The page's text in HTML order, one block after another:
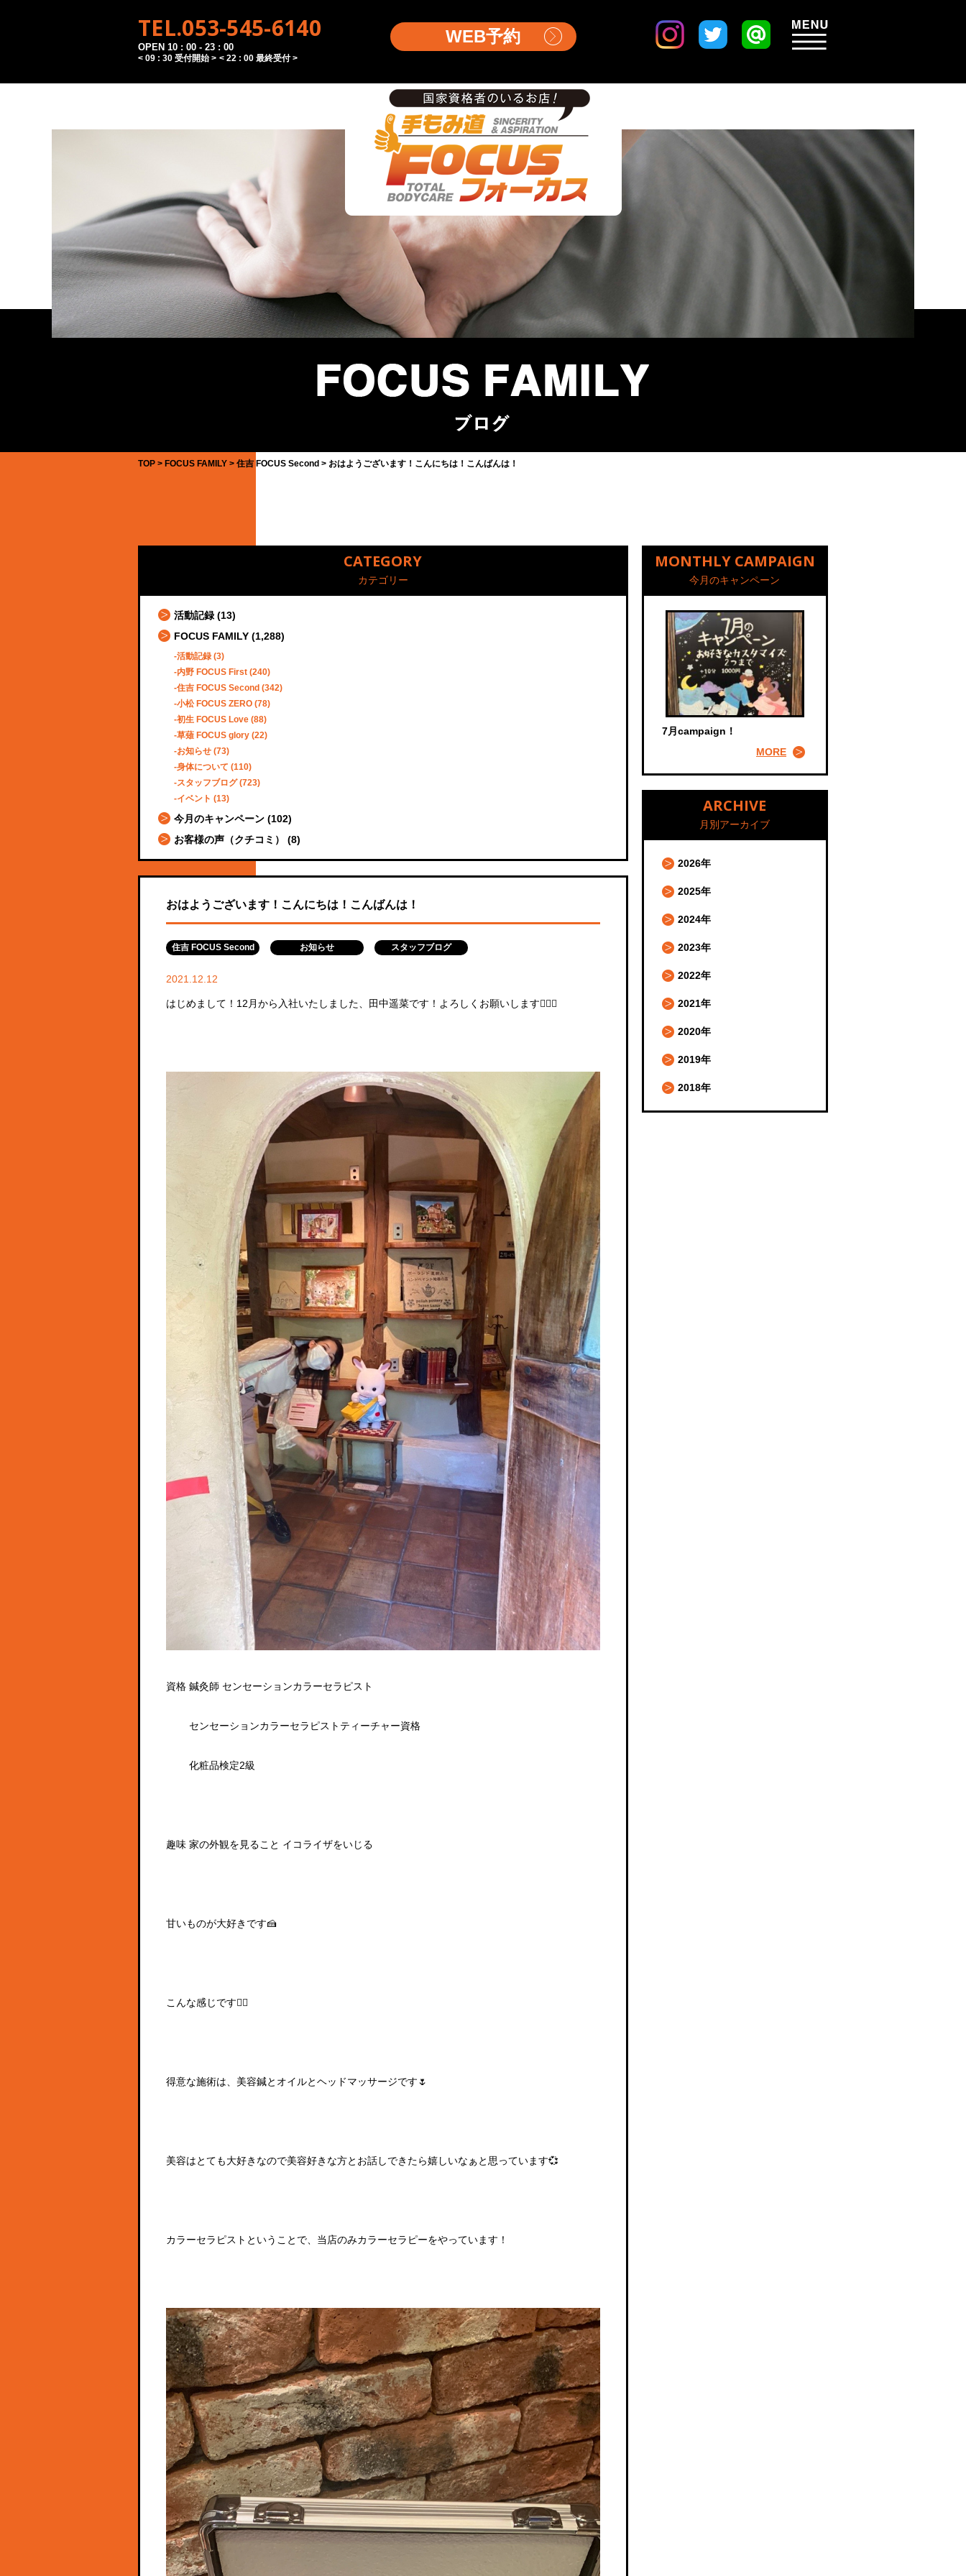
TEL.053-545-6140
OPEN 10 : 00 - 23 : 00
< 09 : 30 受付開始 > < 22 : 00 最終受付 >
WEB予約
TOP FOCUS FAMILY 住吉 FOCUS Second おはようございます！こんにちは！こんばんは！
CATEGORY
カテゴリー
活動記録 (13)
FOCUS FAMILY (1,288)
活動記録 (3)
内野 FOCUS First (240)
住吉 FOCUS Second (342)
小松 FOCUS ZERO (78)
初生 FOCUS Love (88)
草薙 FOCUS glory (22)
お知らせ (73)
身体について (110)
スタッフブログ(723)
イベント (13)
今月のキャンペーン (102)
お客様の声（クチコミ）
(8)
おはようございます！こんにちは！こんばんは！
住吉 FOCUS Second お知らせ スタッフブログ
2021.12.12
はじめまして！ 12 月から入社いたしました、田中遥菜です！よろしくお願いします🙇🏻‍♀️
資格 鍼灸師 センセーションカラーセラピスト
センセーションカラーセラピストティーチャー資格
化粧品検定2級
趣味 家の外観を見ること イコライザをいじる
甘いものが大好きです🍰
こんな感じです🙆‍♀️
得意な施術は、美容鍼とオイルとヘッドマッサージです🌷
美容はとても大好きなので美容好きな方とお話しできたら嬉しいなぁと思っています💞
カラーセラピストということで、当店のみカラーセラピーをやっています！
MONTHLY CAMPAIGN
今月のキャンペーン
7月campaign！
MORE
ARCHIVE
月別アーカイブ
2026年
2025年
2024年
2023年
2022年
2021年
2020年
2019年
2018年